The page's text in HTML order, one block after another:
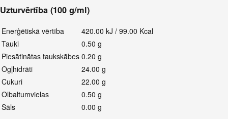
Uzturvērtība (100 g/ml)
Enerģētiskā vērtība
420.00 kJ / 99.00 Kcal
Tauki
0.50 g
Piesātinātas taukskābes 0.20 g
Ogļhidrāti
24.00 g
Cukuri
22.00 g
Olbaltumvielas
0.50 g
Sāls
0.00 g